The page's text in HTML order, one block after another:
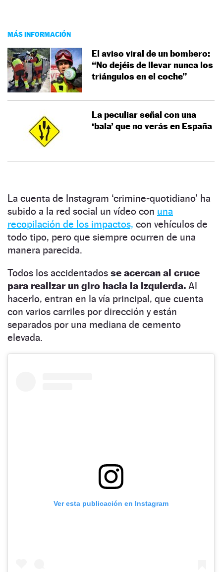
MÁS INFORMACIÓN
El aviso viral de un bombero:
“No dejéis de llevar nunca los
triángulos en el coche”
La peculiar señal con una
‘bala’ que no verás en España
La cuenta de Instagram ‘crimine-quotidiano’ ha
subido a la red social un vídeo con una
recopilación de los impactos, con vehículos de
todo tipo, pero que siempre ocurren de una
manera parecida.
Todos los accidentados se acercan al cruce
para realizar un giro hacia la izquierda. Al
hacerlo, entran en la vía principal, que cuenta
con varios carriles por dirección y están
separados por una mediana de cemento
elevada.
Ver esta publicación en Instagram